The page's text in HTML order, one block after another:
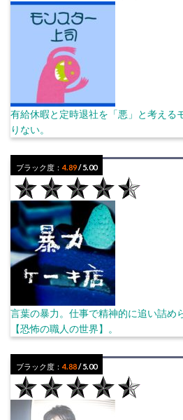
有給休暇と定時退社を「悪」と考える
りない。
ブラック度：4.89/ 5.00
言葉の暴力。仕事で精神的に追い詰め
【恐怖の職人の世界】。
ブラック度：4.88/ 5.00